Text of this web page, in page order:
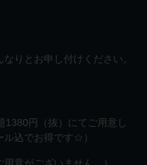
りとお申し付けください。
1380円（抜）にてご用意し
ル込でお得です☆）